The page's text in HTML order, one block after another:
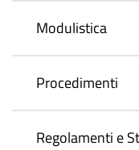
Modulistica
Procedimenti
Regolamenti e